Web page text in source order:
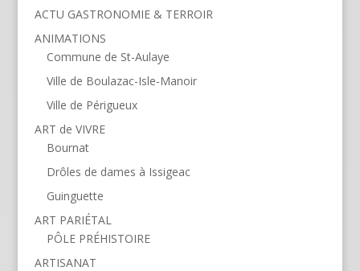
ACTU GASTRONOMIE & TERROIR
ANIMATIONS
Commune de St-Aulaye
Ville de Boulazac-Isle-Manoir
Ville de Périgueux
ART de VIVRE
Bournat
Drôles de dames à Issigeac
Guinguette
ART PARIÉTAL
PÔLE PRÉHISTOIRE
ARTISANAT